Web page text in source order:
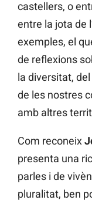
castellers, o
entre la jota de
exemples, el
de reflexions
la diversitat,
de les nostres
amb altres
Com reconeix
presenta una
parles i de
pluralitat, ben